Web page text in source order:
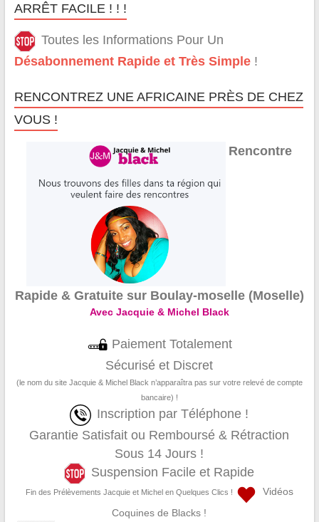
ARRÊT FACILE ! ! !
Toutes les Informations Pour Un
Désabonnement Rapide et Très Simple!
RENCONTREZ UNE AFRICAINE PRÈS DE CHEZ
VOUS !
Rencontre
Rapide & Gratuite sur Boulay-moselle (Moselle)
Avec Jacquie & Michel Black
Paiement Totalement
Sécurisé et Discret
(le nom du site Jacquie & Michel Black n’apparaîtra pas sur votre relevé de compte
bancaire) !
Inscription par Téléphone !
Garantie Satisfait ou Remboursé & Rétraction
Sous 14 Jours !
Suspension Facile et Rapide
Fin des Prélèvements Jacquie et Michel en Quelques Clics !
Vidéos
Coquines de Blacks !